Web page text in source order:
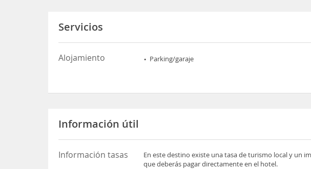
Servicios
Alojamiento Parking/garaje
Información útil
Información tasas
En este destino existe una tasa de turismo local y un
que deberás pagar directamente en el hotel.